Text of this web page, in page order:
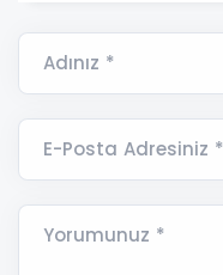
Adınız *
E-Posta Adresiniz *
Yorumunuz *